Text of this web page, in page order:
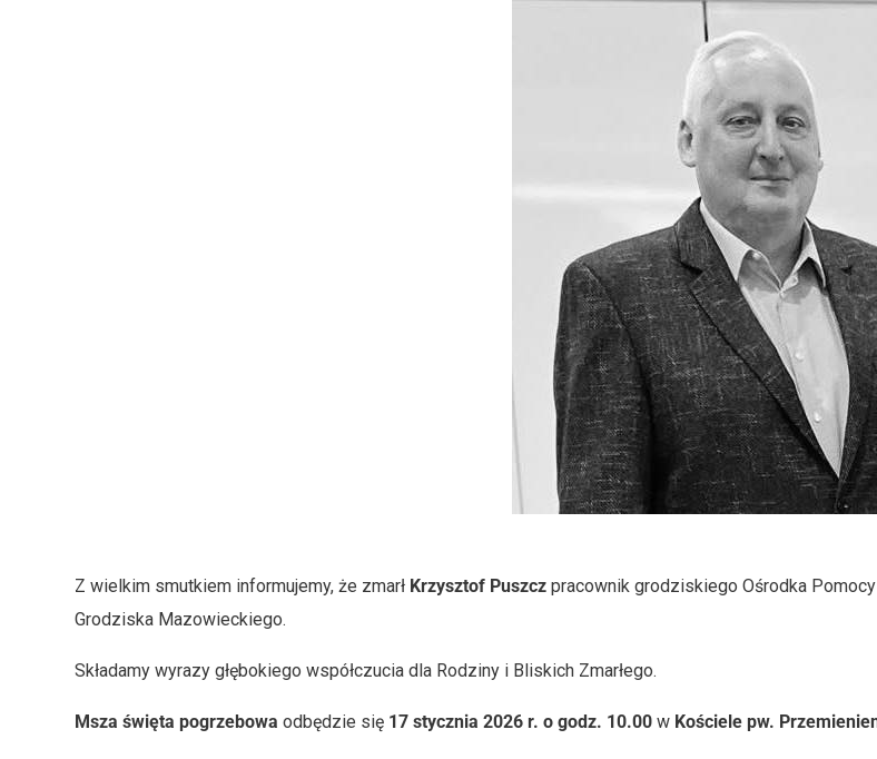
Z wielkim smutkiem informujemy, że zmarł Krzysztof Puszcz pracownik grodziskiego Ośrodka
Grodziska Mazowieckiego.
Składamy wyrazy głębokiego współczucia dla Rodziny i Bliskich Zmarłego.
Msza święta pogrzebowa odbędzie się 17 stycznia 2026 r. o godz. 10.00 w Kościele pw.